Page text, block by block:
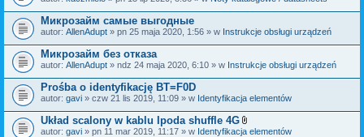
z
n
i
i
ł
c
z
i
Микрозайм самые выгодные
autor: AllenAdupt » pn 25 maja 2020, 1:56 » w Instrukcje obsługi urządzeń
Микрозайм без отказа
autor: AllenAdupt » ndz 24 maja 2020, 6:10 » w Instrukcje obsługi urządzeń
Prośba o identyfikację BT=F0D
autor: gavi » czw 21 lis 2019, 11:09 » w Identyfikacja elementów
Układ scalony w kablu Ipoda shuffle 4G
Z
autor: gavi » pn 11 mar 2019, 11:17 » w Identyfikacja elementów